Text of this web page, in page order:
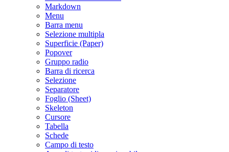
Markdown
Menu
Barra menu
Selezione multipla
Superficie (Paper)
Popover
Gruppo radio
Barra di ricerca
Selezione
Separatore
Foglio (Sheet)
Skeleton
Cursore
Tabella
Schede
Campo di testo